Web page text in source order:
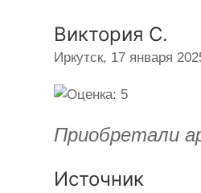
Виктория С.
Иркутск, 17 января
Приобретали
Источник